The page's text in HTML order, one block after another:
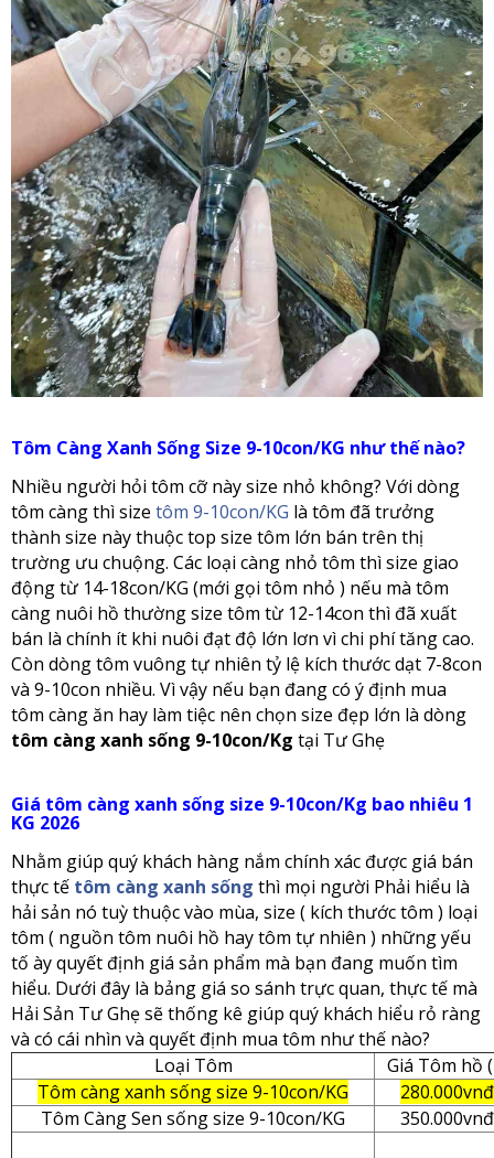
Tôm Càng Xanh Sống Size 9-10con/KG như thế nào?
Nhiều người hỏi tôm cỡ này size nhỏ không? Với dòng
tôm càng thì size tôm 9-10con/KG là tôm đã trưởng
thành size này thuộc top size tôm lớn bán trên thị
trường ưu chuộng. Các loại càng nhỏ tôm thì size giao
động từ 14-18con/KG (mới gọi tôm nhỏ ) nếu mà tôm
càng nuôi hồ thường size tôm từ 12-14con thì đã xuất
bán là chính ít khi nuôi đạt độ lớn lơn vì chi phí tăng cao.
Còn dòng tôm vuông tự nhiên tỷ lệ kích thước dạt 7-8con
và 9-10con nhiều. Vì vậy nếu bạn đang có ý định mua
tôm càng ăn hay làm tiệc nên chọn size đẹp lớn là dòng
tôm càng xanh sống 9-10con/Kg tại Tư Ghẹ
Giá tôm càng xanh sống size 9-10con/Kg bao nhiêu 1
KG 2026
Nhằm giúp quý khách hàng nắm chính xác được giá bán
thực tế tôm càng xanh sống thì mọi người Phải hiểu là
hải sản nó tuỳ thuộc vào mùa, size ( kích thước tôm ) loại
tôm ( nguồn tôm nuôi hồ hay tôm tự nhiên ) những yếu
tố ày quyết định giá sản phẩm mà bạn đang muốn tìm
hiểu. Dưới đây là bảng giá so sánh trực quan, thực tế mà
Hải Sản Tư Ghẹ sẽ thống kê giúp quý khách hiểu rỏ ràng
và có cái nhìn và quyết định mua tôm như thế nào?
Loại Tôm
Giá Tôm hồ
Tôm càng xanh sống size 9-10con/KG
Tôm Càng Sen sống size 9-10con/KG